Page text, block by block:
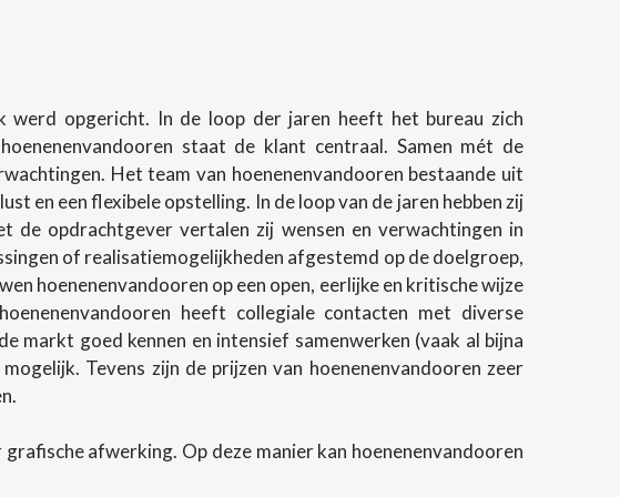
werd opgericht. In de loop der jaren heeft het bureau zich
staat de klant centraal. Samen mét de
Het team van hoenenenvandooren bestaande uit
en een flexibele opstelling. In de loop van de jaren hebben zij
de opdrachtgever vertalen zij wensen en verwachtingen in
of realisatiemogelijkheden afgestemd op de doelgroep,
hoenenenvandooren op een open, eerlijke en kritische wijze
heeft collegiale contacten met diverse
goed kennen en intensief samenwerken (vaak al bijna
Tevens zijn de prijzen van hoenenenvandooren zeer
afwerking. Op deze manier kan hoenenenvandooren